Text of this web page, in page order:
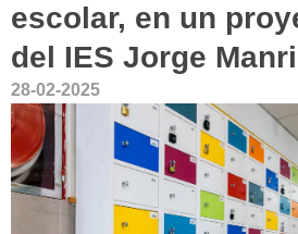
escolar, en un
del IES Jorge
28-02-2025